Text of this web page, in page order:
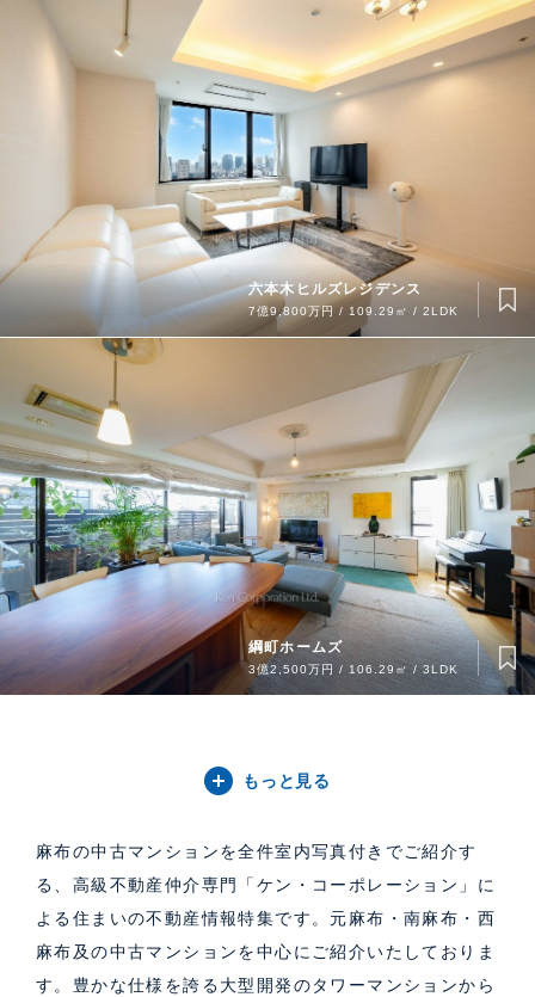
六本木ヒルズレジデンス
7億9,800万円 / 109.29㎡ / 2LDK
綱町ホームズ
3億2,500万円 / 106.29㎡ / 3LDK
もっと見る
麻布の中古マンションを全件室内写真付きでご紹介す
る、高級不動産仲介専門「ケン・コーポレーション」に
よる住まいの不動産情報特集です。元麻布・南麻布・西
麻布及の中古マンションを中心にご紹介いたしておりま
す。豊かな仕様を誇る大型開発のタワーマンションから